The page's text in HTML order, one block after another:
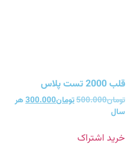
قلب 2000 تست پلاس
تومان500.000تومان300.000هر
سال
خرید اشتراک